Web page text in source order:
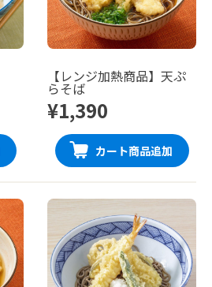
【レンジ加熱商品】天ぷ
らそば
¥1,390
カート商品追加